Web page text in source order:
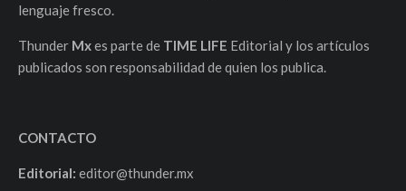
lenguaje fresco.
Thunder Mxes parte de TIME LIFE Editorial y los artículos
publicados son responsabilidad de quien los publica.
CONTACTO
Editorial: editor@thunder.mx